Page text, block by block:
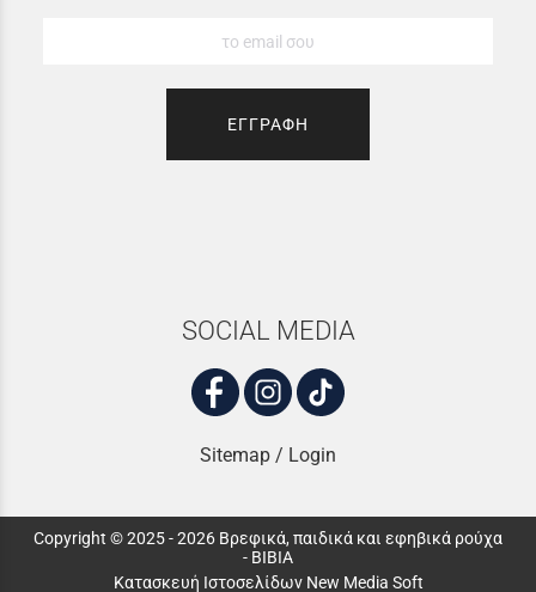
ΕΓΓΡΑΦΗ
SOCIAL MEDIA
Sitemap / Login
Copyright © 2025 - 2026 Βρεφικά, παιδικά και εφηβικά ρούχα
- ΒΙΒΙΑ
Κατασκευή Ιστοσελίδων New Media Soft